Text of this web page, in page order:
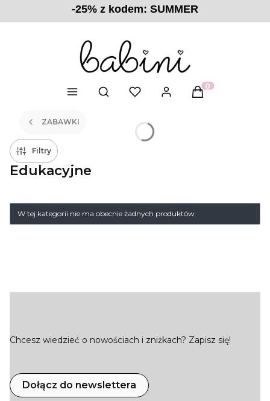
-25% z kodem: SUMMER
Otwórz wyszukiwarkęProdukty w
ZABAWKI
Filtry
Edukacyjne
W tej kategorii nie ma obecnie żadnych produktów
Chcesz wiedzieć o nowościach i zniżkach? Zapisz się!
Dołącz do newslettera